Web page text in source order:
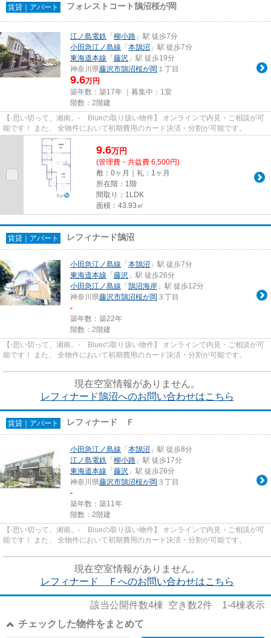
賃貸｜アパート フォレストコート鵠沼桜が岡
江ノ島電鉄 「 柳小路 」駅 徒歩7分
小田急江ノ島線 「 本鵠沼 」駅 徒歩7分
東海道本線 「 藤沢 」駅 徒歩19分
神奈川県藤沢市鵠沼桜が岡 １丁目
9.6万円
築年数：築17年 ｜募集中： 1室
階数：2階建
【-思い切って、湘南。- Blueの取り扱い物件】 オンラインで内見・ご相談が可
能です！ また、 全物件において初期費用のカード決済・分割が可能です。
9.6万円
(管理費・共益費 6,500円)
敷：0ヶ月｜礼：1ヶ月
所在階：1階
間取り：1LDK
面積：43.93㎡
賃貸｜アパート レフィナード鵠沼
小田急江ノ島線 「 本鵠沼 」駅 徒歩7分
東海道本線 「 藤沢 」駅 徒歩26分
小田急江ノ島線 「 鵠沼海岸 」駅 徒歩12分
神奈川県藤沢市鵠沼桜が岡 ３丁目
-
築年数：築22年
階数：2階建
【-思い切って、湘南。- Blueの取り扱い物件】 オンラインで内見・ご相談が可
能です！ また、 全物件において初期費用のカード決済・分割が可能です。
現在空室情報がありません。
レフィナード鵠沼へのお問い合わせはこちら
賃貸｜アパート レフィナード Ｆ
小田急江ノ島線 「 本鵠沼 」駅 徒歩8分
江ノ島電鉄 「 柳小路 」駅 徒歩17分
東海道本線 「 藤沢 」駅 徒歩26分
神奈川県藤沢市鵠沼桜が岡 ３丁目
-
築年数：築11年
階数：2階建
【-思い切って、湘南。- Blueの取り扱い物件】 オンラインで内見・ご相談が可
能です！ また、 全物件において初期費用のカード決済・分割が可能です。
現在空室情報がありません。
レフィナード Ｆへのお問い合わせはこちら
該当公開件数4棟 空き数2件 1-4棟表示
チェックした物件をまとめて